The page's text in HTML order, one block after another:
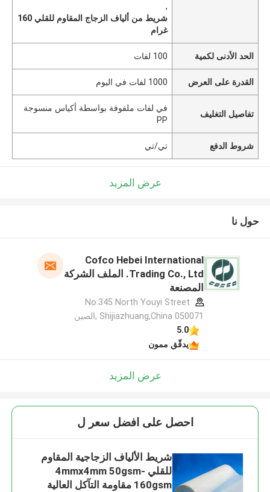
,
شريط من ألياف الزجاج المقاوم للقلي 160
غرام
الحد الأدنى لكمية 100 لفات
القدرة على العرض 1000 لفات في اليوم
تفاصيل التغليف
في لفات ملفوفة بواسطة أكياس منسوجة
PP
شروط الدفع تي/تي
عرض المزيد
حول نا
Cofco Hebei International
Trading Co., Ltd. الملف الشركة
المصنعة
No.345 North Youyi Street
Shijiazhuang,China 050071 ,الصين
5.0
يدقّق ممون
عرض المزيد
احصل على افضل سعر ل
شريط الألياف الزجاجية المقاوم
للقلي 4mmx4mm 50gsm-
160gsm مقاومة التآكل العالية